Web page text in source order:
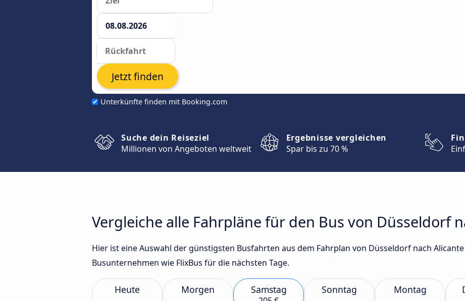
Unterkünfte finden mit Booking.com
Jetzt finden
Suche dein Reiseziel
Millionen von Angeboten weltweit
Ergebnisse vergleichen
Spar bis zu 70 %
Vergleiche alle Fahrpläne für den Bus von Düsseldorf
Hier ist eine Auswahl der günstigsten Busfahrten aus dem Fahrplan von Düsseldorf nach
Busunternehmen wie FlixBus für die nächsten Tage.
Heute Morgen Samstag Sonntag Montag